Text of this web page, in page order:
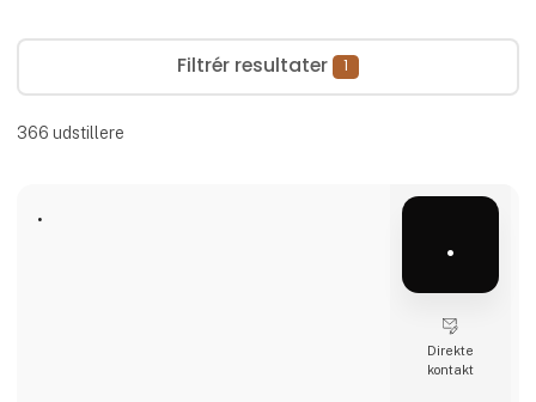
Filtrér resultater 1
366 udstillere
.
.
Direkte
kontakt